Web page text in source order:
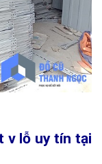
v lỗ uy tín tại